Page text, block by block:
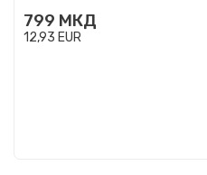
799 МКД
12,93 EUR